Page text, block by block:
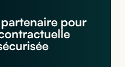
pour